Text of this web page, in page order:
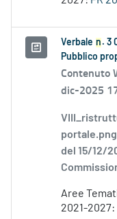
Verbale n . 3
Pubblico
Contenuto
dic-2025
del 15/12/
Aree
2021-2027: